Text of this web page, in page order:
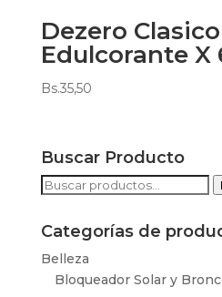
Dezero Clasico
Edulcorante X
Bs.35,50
Buscar Producto
Buscar
Categorías de
Belleza
Bloqueador Solar y